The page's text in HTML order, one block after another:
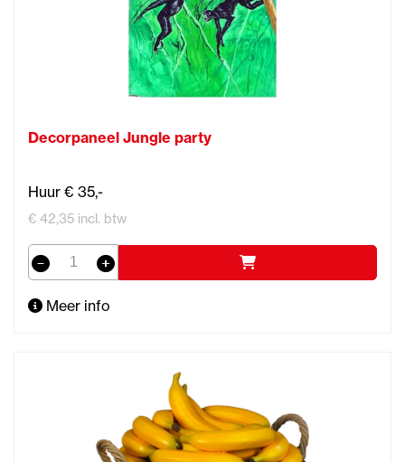
Decorpaneel Jungle party
Huur € 35,-
€ 42,35 incl. btw
Meer info